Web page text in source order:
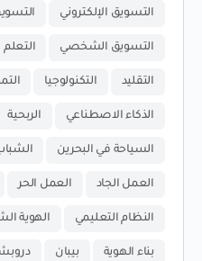
التسويق الإلكتروني
التسويق الشخصي التعلم
التقليد التكنولوجيا
الذكاء الاصطناعي الربحية
السياحة في البحرين
العمل الجاد العمل الحر
النظام التعليمي الهوية
بناء الهوية بيبان